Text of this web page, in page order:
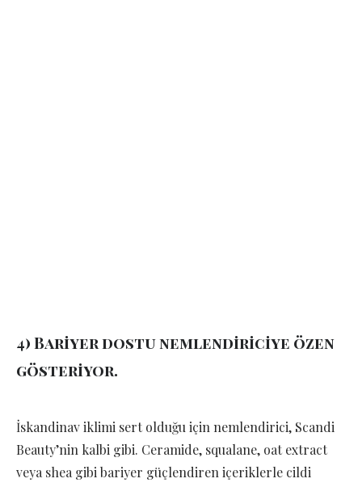
4) Bariyer dostu nemlendiriciye özen
gösteriyor.
İskandinav iklimi sert olduğu için nemlendirici, Scandi
Beauty’nin kalbi gibi. Ceramide, squalane, oat extract
veya shea gibi bariyer güçlendiren içeriklerle cildi